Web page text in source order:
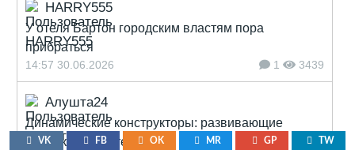
VK FB OK MR GP TW
HARRY555
У отеля Бартон городским властям пора
прибраться
14:57 30.06.2026 1 3439
Алушта24
Динамические конструкторы: развивающие
игрушки для детей